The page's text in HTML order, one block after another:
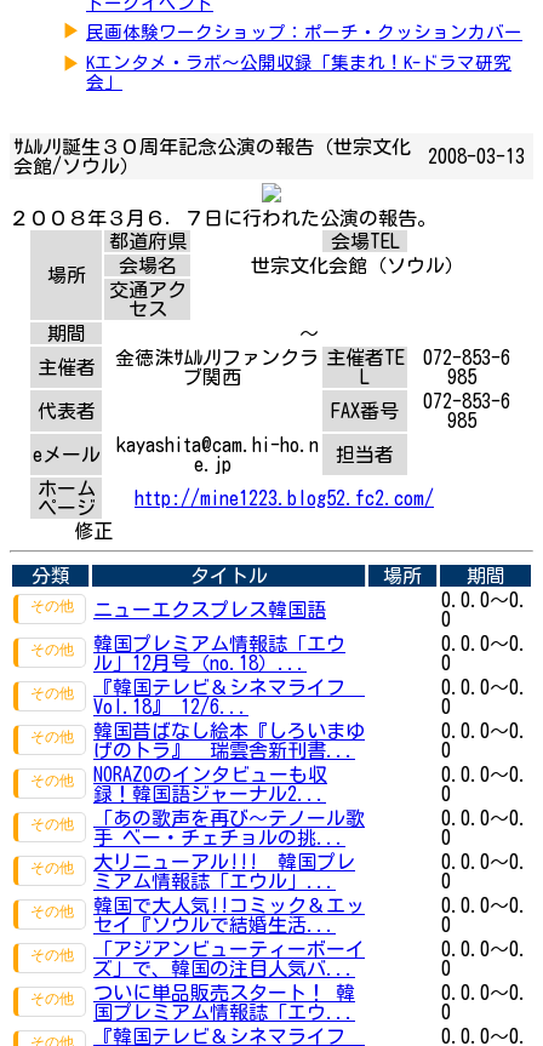
▶ 民画体験ワークショップ：ポーチ・クッションカバー
▶ Kエンタメ・ラボ～公開収録「集まれ！K-ドラマ研究
会」
ｻﾑﾙﾉﾘ誕生３０周年記念公演の報告（世宗文化
会館/ソウル）
2008-03-13
２００８年３月６．７日に行われた公演の報告。
場所
都道府県
会場TEL
会場名
世宗文化会館（ソウル）
交通アク
セス
期間
～
主催者
金徳洙ｻﾑﾙﾉﾘファンクラ
ブ関西
主催者TE
072-853-6
985
代表者
FAX番号
072-853-6
985
eメール
kayashita@cam.hi-ho.n
e.jp
担当者
ホーム
ページ
http://mine1223.blog52.fc2.com/
修正
分類 タイトル 場所
期間
ニューエクスプレス韓国語
0.0.0～0.
0
韓国プレミアム情報誌「エウ
ル」12月号（no.18）...
0.0.0～0.
0
『韓国テレビ＆シネマライフ
Vol.18』 12/6...
0.0.0～0.
0
韓国昔ばなし絵本『しろいまゆ
げのトラ』 瑞雲舎新刊書...
0.0.0～0.
0
NORAZOのインタビューも収
録！韓国語ジャーナル2...
0.0.0～0.
0
「あの歌声を再び～テノール歌
手 ベー・チェチョルの挑...
0.0.0～0.
0
大リニューアル!!! 韓国プレ
ミアム情報誌「エウル」...
0.0.0～0.
0
韓国で大人気!!コミック＆エッ
セイ『ソウルで結婚生活...
0.0.0～0.
0
「アジアンビューティーボーイ
ズ」で、韓国の注目人気バ...
0.0.0～0.
0
ついに単品販売スタート！ 韓
国プレミアム情報誌「エウ...
0.0.0～0.
0
『韓国テレビ＆シネマライフ
0.0.0～0.